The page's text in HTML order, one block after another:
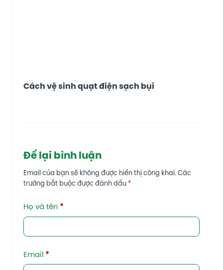
Cách vệ sinh quạt điện sạch bụi
Để lại bình luận
Email của bạn sẽ không được hiển thị công khai. Các
trường bắt buộc được đánh dấu *
Họ và tên *
Email *